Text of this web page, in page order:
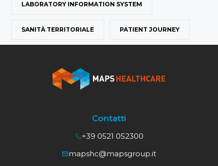
LABORATORY INFORMATION SYSTEM
SANITÀ TERRITORIALE PATIENT JOURNEY
Contatti
+39 0521 052300
mapshc@mapsgroup.it